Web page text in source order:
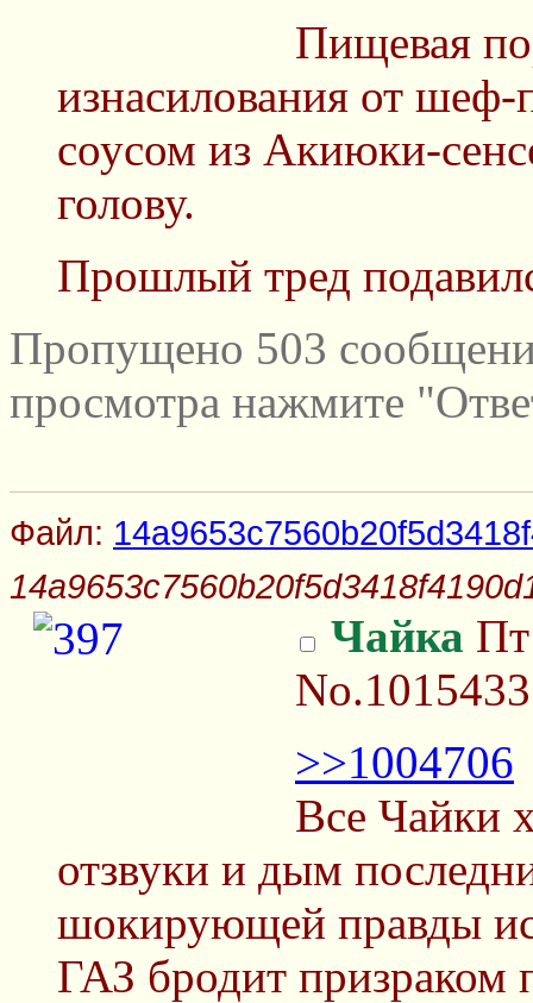
Пищевая
изнасилования от
соусом из Акиюки-
голову.
Прошлый тред
Пропущено 503
просмотра нажмите
Файл:
Чайка
No.1015433
>>1004706
Все Чайки
отзвуки и дым
шокирующей правды
ГАЗ бродит призраком